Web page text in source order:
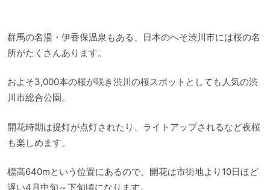
群馬の名湯・伊香保温泉もある、日本のへそ渋川市には桜の名
所がたくさんあります。
およそ3,000本の桜が咲き渋川の桜スポットとしても人気の渋
川市総合公園。
開花時期は提灯が点灯されたり、ライトアップされるなど夜桜
も楽しめます。
標高640mという位置にあるので、開花は市街地より10日ほど
遅い4月中旬～下旬頃になります。